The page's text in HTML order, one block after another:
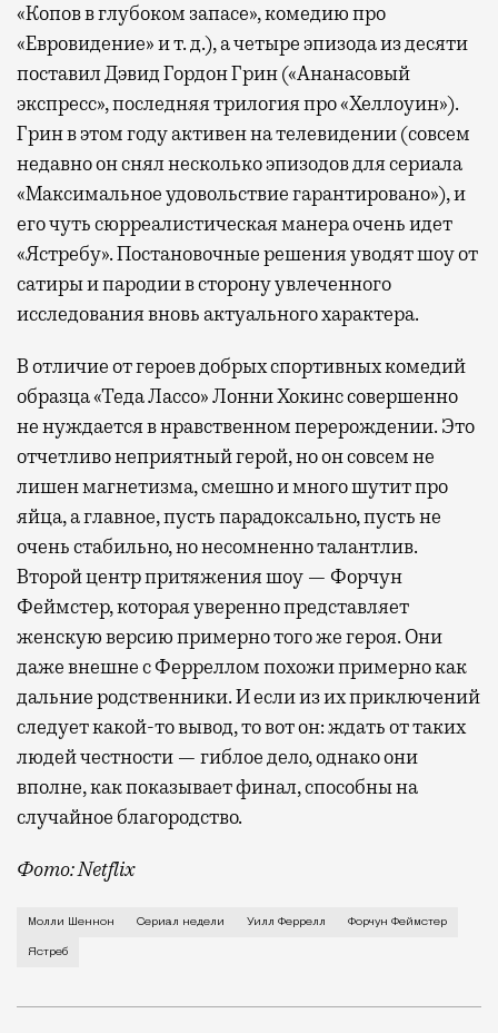
«Копов в глубоком запасе», комедию про
«Евровидение» и т. д.), а четыре эпизода из десяти
поставил Дэвид Гордон Грин («Ананасовый
экспресс», последняя трилогия про «Хеллоуин»).
Грин в этом году активен на телевидении (совсем
недавно он снял несколько эпизодов для сериала
«Максимальное удовольствие гарантировано»), и
его чуть сюрреалистическая манера очень идет
«Ястребу». Постановочные решения уводят шоу от
сатиры и пародии в сторону увлеченного
исследования вновь актуального характера.
В отличие от героев добрых спортивных комедий
образца «Теда Лассо» Лонни Хокинс совершенно
не нуждается в нравственном перерождении. Это
отчетливо неприятный герой, но он совсем не
лишен магнетизма, смешно и много шутит про
яйца, а главное, пусть парадоксально, пусть не
очень стабильно, но несомненно талантлив.
Второй центр притяжения шоу — Форчун
Феймстер, которая уверенно представляет
женскую версию примерно того же героя. Они
даже внешне с Ферреллом похожи примерно как
дальние родственники. И если из их приключений
следует какой-то вывод, то вот он: ждать от таких
людей честности — гиблое дело, однако они
вполне, как показывает финал, способны на
случайное благородство.
Фото: Netflix
Когда-то Лонни Хокинс (Уилл Феррелл) был
Молли Шеннон Сериал недели Уилл Феррелл Форчун Феймстер
Ястреб